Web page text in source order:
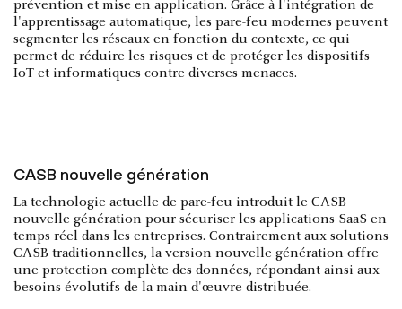
prévention et mise en application. Grâce à l'intégration de
l'apprentissage automatique, les pare-feu modernes peuvent
segmenter les réseaux en fonction du contexte, ce qui
permet de réduire les risques et de protéger les dispositifs
IoT et informatiques contre diverses menaces.
CASB nouvelle génération
La technologie actuelle de pare-feu introduit le CASB
nouvelle génération pour sécuriser les applications SaaS en
temps réel dans les entreprises. Contrairement aux solutions
CASB traditionnelles, la version nouvelle génération offre
une protection complète des données, répondant ainsi aux
besoins évolutifs de la main-d'œuvre distribuée.